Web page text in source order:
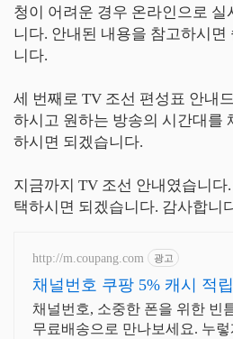
청이 어려운 경우 온라인으로 실
니다. 안내된 내용을 참고하시면
니다.
세 번째로 TV 조선 편성표 안내
하시고 원하는 방송의 시간대를
하시면 되겠습니다.
지금까지 TV 조선 안내였습니다
택하시면 되겠습니다. 감사합니
http://m.coupang.com 광고
채널번호 쿠팡 5% 캐시 적
채널번호, 소중한 폰을 위한 빈
무료배송으로 만나보세요. 누